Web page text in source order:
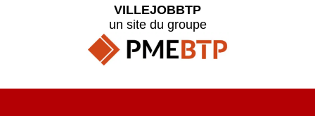
VILLEJOBBTP
un site du groupe